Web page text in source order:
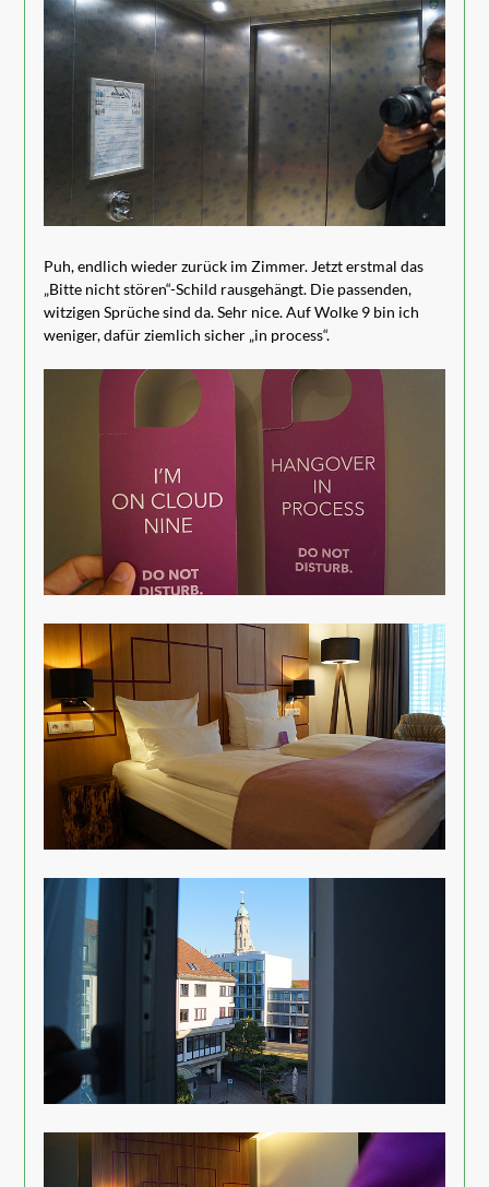
Puh, endlich wieder zurück im Zimmer. Jetzt erstmal das
„Bitte nicht stören“-Schild rausgehängt. Die passenden,
witzigen Sprüche sind da. Sehr nice. Auf Wolke 9 bin ich
weniger, dafür ziemlich sicher „in process“.